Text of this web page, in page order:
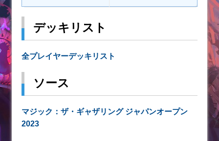
デッキリスト
全プレイヤーデッキリスト
ソース
マジック：ザ・ギャザリング ジャパンオープン
2023